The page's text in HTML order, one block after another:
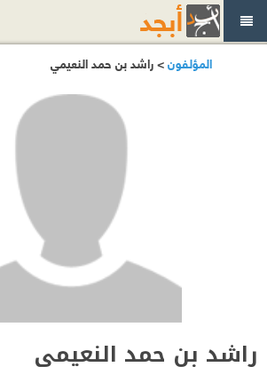
المؤلفون> راشد بن حمد النعيمي
راشد بن حمد النعيمي